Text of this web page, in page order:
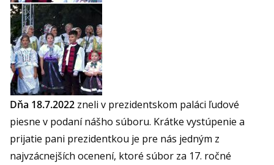
Dňa 18.7.2022 zneli v prezidentskom paláci ľudové
piesne v podaní nášho súboru. Krátke vystúpenie a
prijatie pani prezidentkou je pre nás jedným z
najvzácnejších ocenení, ktoré súbor za 17. ročné